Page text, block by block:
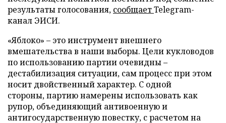
результаты голосования, сообщаетTelegram-
канал ЭИСИ.
«Яблоко» – это инструмент внешнего
вмешательства в наши выборы. Цели кукловодов
по использованию партии очевидны –
дестабилизация ситуации, сам процесс при этом
носит двойственный характер. С одной
стороны, партию намерены использовать как
рупор, объединяющий антивоенную и
антигосударственную повестку, с расчетом на